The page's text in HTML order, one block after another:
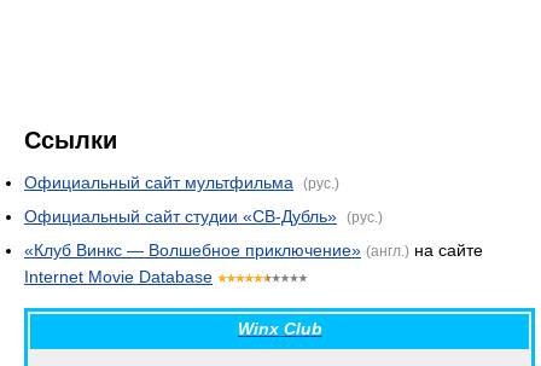
Ссылки
Официальный сайт мультфильма (рус.)
Официальный сайт студии «СВ-Дубль» (рус.)
«Клуб Винкс — Волшебное приключение» (англ.) на сайте
Internet Movie Database
Winx Club